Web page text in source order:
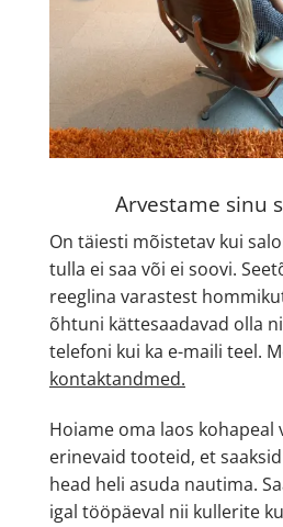
Arvestame sinu
On täiesti mõistetav kui
tulla ei saa või ei soovi.
reeglina varastest
õhtuni kättesaadavad olla
telefoni kui ka e-maili teel.
kontaktandmed.
Hoiame oma laos
erinevaid tooteid, et
head heli asuda nautima.
igal tööpäeval nii kullerite